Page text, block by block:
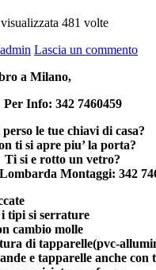
481 volte
admin Lascia un commento
a Milano,
Per Info: 342 7460459
le tue chiavi di casa?
ti si apre piu’ la porta?
Ti si e rotto un vetro?
Montaggi: 342
tipi si serrature
cambio molle
di tapparelle(pvc-
e tapparelle anche con